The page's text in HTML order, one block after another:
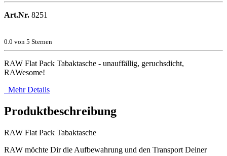
Art.Nr. 8251
0.0 von 5 Sternen
RAW Flat Pack Tabaktasche - unauffällig, geruchsdicht,
RAWesome!
Mehr Details
Produktbeschreibung
RAW Flat Pack Tabaktasche
RAW möchte Dir die Aufbewahrung und den Transport Deiner